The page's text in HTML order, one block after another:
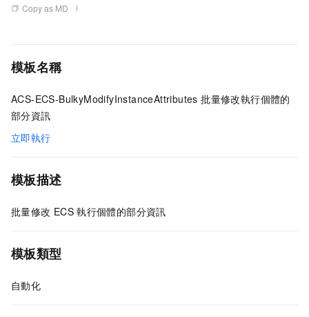
Copy as MD
模板名稱
ACS-ECS-BulkyModifyInstanceAttributes 批量修改執行個體的
部分資訊
立即執行
模板描述
批量修改 ECS 執行個體的部分資訊
模板類型
自動化